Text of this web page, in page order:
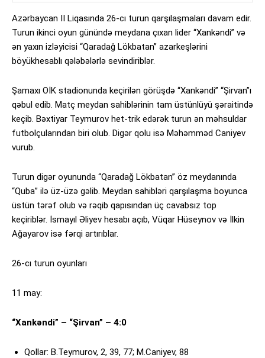
Azərbaycan II Liqasında 26-cı turun qarşılaşmaları davam edir.
Turun ikinci oyun günündə meydana çıxan lider “Xankəndi” və
ən yaxın izləyicisi “Qaradağ Lökbatan” azarkeşlərini
böyükhesablı qələbələrlə sevindiriblər.
Şamaxı OİK stadionunda keçirilən görüşdə “Xankəndi” “Şirvan”ı
qəbul edib. Matç meydan sahiblərinin tam üstünlüyü şəraitində
keçib. Bəxtiyar Teymurov het-trik edərək turun ən məhsuldar
futbolçularından biri olub. Digər qolu isə Məhəmməd Caniyev
vurub.
Turun digər oyununda “Qaradağ Lökbatan” öz meydanında
“Quba” ilə üz-üzə gəlib. Meydan sahibləri qarşılaşma boyunca
üstün tərəf olub və rəqib qapısından üç cavabsız top
keçiriblər. İsmayıl Əliyev hesabı açıb, Vüqar Hüseynov və İlkin
Ağayarov isə fərqi artırıblar.
26-cı turun oyunları
11 may:
“Xankəndi” – “Şirvan” – 4:0
Qollar: B.Teymurov, 2, 39, 77; M.Caniyev, 88